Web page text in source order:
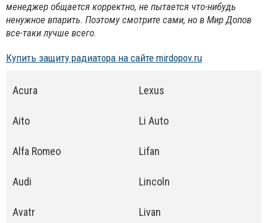
менеджер общается корректно, не пытается что-нибудь
ненужное впарить. Поэтому смотрите сами, но в Мир Допов
все-таки лучше всего.
Купить защиту радиатора на сайте mirdopov.ru
Acura
Aito
Alfa Romeo
Audi
Avatr
Lexus
Li Auto
Lifan
Lincoln
Livan